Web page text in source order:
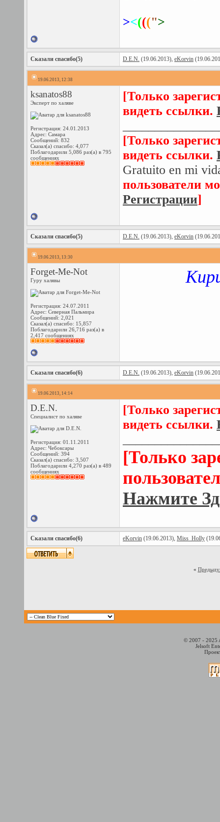
><(((">
Сказали спасибо(5) D.E.N. (19.06.2013), eKorvin
19.06.2013, 12:38
ksanatos88
Эксперт по халяве
Регистрация: 24.01.2013
Адрес: Самара
Сообщений: 832
Сказал(а) спасибо: 4,077
Поблагодарили 5,086 раз(а) в 795
сообщениях
[Только
видеть ссылки.
[Только
видеть ссылки.
Gratuito en mi
пользователи
Регистрации]
Сказали спасибо(5) D.E.N. (19.06.2013), eKorvin
19.06.2013, 13:30
Forget-Me-Nоt
Гуру халявы
Регистрация: 24.07.2011
Адрес: Северная Пальмира
Сообщений: 2,021
Сказал(а) спасибо: 15,857
Поблагодарили 26,716 раз(а) в
2,417 сообщениях
Сказали спасибо(6) D.E.N. (19.06.2013), eKorvin
19.06.2013, 14:14
D.E.N.
Специалист по халяве
Регистрация: 01.11.2011
Адрес: Чебоксары
Сообщений: 394
Сказал(а) спасибо: 3,507
Поблагодарили 4,270 раз(а) в 489
сообщениях
[Только
видеть ссылки.
[Только
Нажмите
Сказали спасибо(6) eKorvin (19.06.2013), Miss_Holly
«
© 2007 - 2025
Jelsoft